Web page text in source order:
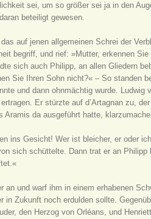
sei, um so größer sei ja in den
beteiligt gewesen.
auf jenen allgemeinen Schrei der
begriff, und rief: »Mutter, erkennen
sich auch Philipp, an allen Gliedern
Sie Ihren Sohn nicht?« – So standen
und dann ohnmächtig wurde. Ludwig
Er stürzte auf d’Artagnan zu,
da ausgeführt hatte,
ins Gesicht! Wer ist bleicher, er oder
sich schüttelte. Dann trat er an Philipp
und warf ihm in einem erhabenen
Zukunft noch erdulden sollte.
den Herzog von Orléans, und